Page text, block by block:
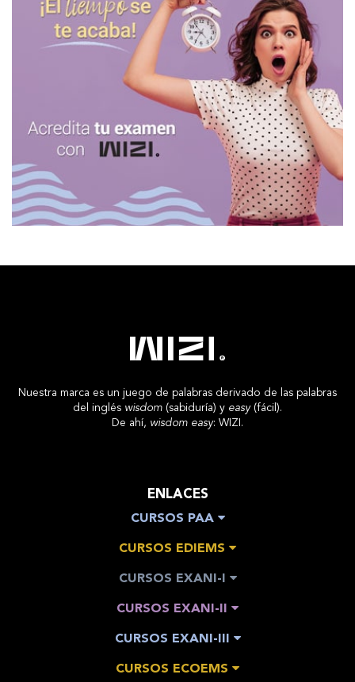
Nuestra marca es un juego de palabras derivado de las palabras
del inglés wisdom (sabiduría) y easy(fácil).
De ahí, wisdom easy: WIZI.
ENLACES
CURSOS PAA
CURSOS EDIEMS
CURSOS EXANI-I
CURSOS EXANI-II
CURSOS EXANI-III
CURSOS ECOEMS